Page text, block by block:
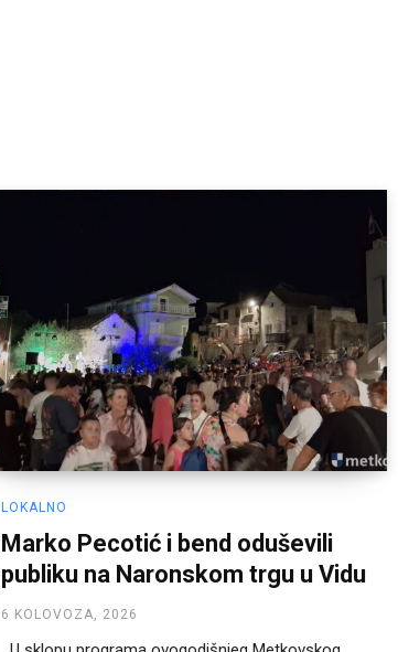
LOKALNO
Marko Pecotić i bend oduševili
publiku na Naronskom trgu u Vidu
6 KOLOVOZA, 2026